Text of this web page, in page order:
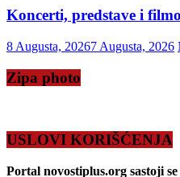
Koncerti, predstave i
8 Augusta, 20267 Augusta, 2026
Zipa photo
USLOVI KORIŠĆENJA
Portal novostiplus.org sastoji